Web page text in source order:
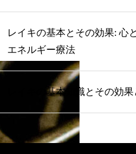
レイキの基本とその効果: 心
エネルギー療法
レイキの基本知識とその効果